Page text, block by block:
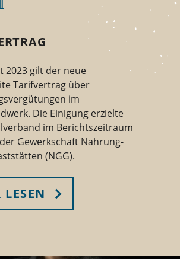
2023 gilt der neue
Tarifvertrag über
im
Die Einigung erzielte
im Berichtszeitraum
Gewerkschaft Nahrung-
(NGG).